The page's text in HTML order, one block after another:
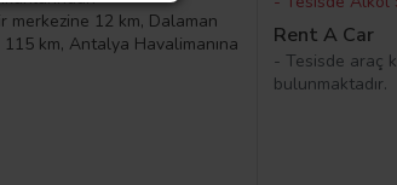
merkezine 12 km, Dalaman
km, Antalya Havalimanına
Rent A Car
- Tesisde araç
bulunmaktadır.